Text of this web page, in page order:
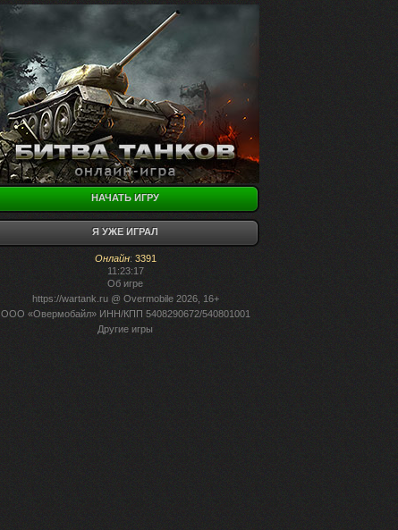
НАЧАТЬ ИГРУ
Я УЖЕ ИГРАЛ
Онлайн: 3391
11:23:17
Об игре
https://wartank.ru@ Overmobile 2026, 16+
ООО «Овермобайл» ИНН/КПП 5408290672/540801001
Другие игры